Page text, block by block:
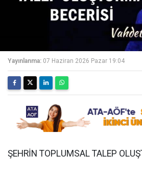
Yayınlanma: 07 Haziran 2026 Pazar 19:04
ŞEHRİN TOPLUMSAL TALEP